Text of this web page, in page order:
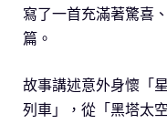
寫了一首充滿著驚喜
篇。
故事講述意外身懷「
列車」，從「黑塔太